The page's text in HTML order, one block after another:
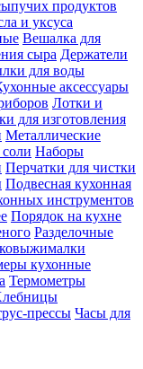
продуктов
и уксуса
Вешалка для
сыра Держатели
для воды
аксессуары
Лотки и
для изготовления
Металлические
Наборы
Перчатки для чистки
Подвесная кухонная
инструментов
Порядок на кухне
Разделочные
кухонные
Термометры
прессы Часы для